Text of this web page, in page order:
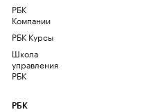
РБК
Компании
РБК Курсы
Школа
управления
РБК
РБК